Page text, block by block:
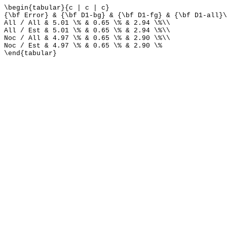
\begin{tabular}{c | c | c}
{\bf Error} & {\bf D1-bg} & {\bf D1-fg} & {\bf D1-
All / All & 5.01 \% & 0.65 \% & 2.94 \%\\
All / Est & 5.01 \% & 0.65 \% & 2.94 \%\\
Noc / All & 4.97 \% & 0.65 \% & 2.90 \%\\
Noc / Est & 4.97 \% & 0.65 \% & 2.90 \%
\end{tabular}